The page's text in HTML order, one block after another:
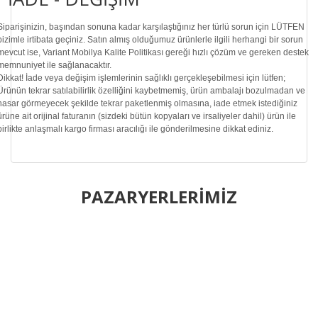
başından sonuna kadar karşılaştığınız her türlü sorun için LÜTFEN
irtibata geçiniz. Satın almış olduğumuz ürünlerle ilgili herhangi bir sorun
ise, Variant Mobilya Kalite Politikası gereği hızlı çözüm ve gereken destek
ile sağlanacaktır.
İade veya değişim işlemlerinin sağlıklı gerçekleşebilmesi için lütfen;
tekrar satılabilirlik özelliğini kaybetmemiş, ürün ambalajı bozulmadan ve
görmeyecek şekilde tekrar paketlenmiş olmasına, iade etmek istediğiniz
ait orijinal faturanın (sizdeki bütün kopyaları ve irsaliyeler dahil) ürün ile
anlaşmalı kargo firması aracılığı ile gönderilmesine dikkat ediniz.
Bu ürüne ilk yorumu siz yapın!
konularda yetersiz gördüğünüz noktaları öneri formunu
kullanarak tarafımıza iletebilirsiniz.
PAZARYERLERİMİZ